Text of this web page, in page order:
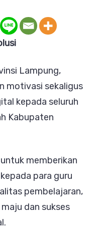
di
Lampung,
motivasi sekaligus
kepada seluruh
Kabupaten
memberikan
para guru
pembelajaran,
dan sukses